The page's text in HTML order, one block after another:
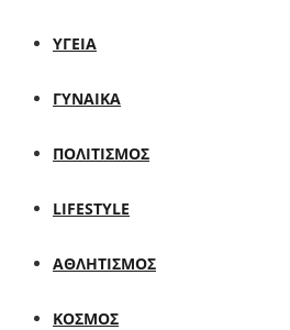
ΥΓΕΙΑ
ΓΥΝΑΙΚΑ
ΠΟΛΙΤΙΣΜΟΣ
LIFESTYLE
ΑΘΛΗΤΙΣΜΟΣ
ΚΟΣΜΟΣ